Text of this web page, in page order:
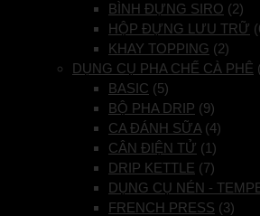
BÌNH ĐỰNG SIRO (2)
HỘP ĐỰNG LƯU TRỮ
KHAY TOPPING (2)
DỤNG CỤ PHA CHẾ CÀ PHÊ
BASIC (5)
BỘ PHA DRIP (9)
CA ĐÁNH SỮA (4)
CÂN ĐIỆN TỬ (1)
DRIP KETTLE (7)
DỤNG CỤ NÉN -
FRENCH PRESS (3)